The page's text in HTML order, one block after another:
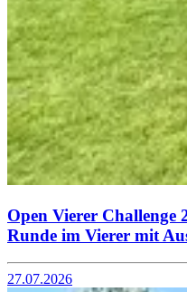
Open Vierer Challenge
Runde im Vierer mit
27.07.2026